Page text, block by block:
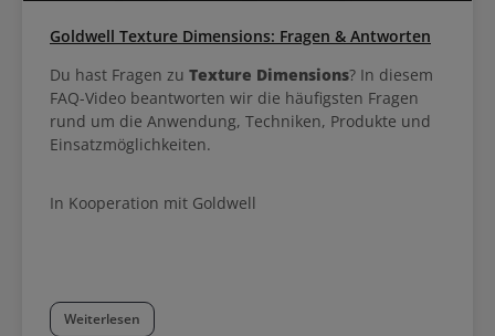
Goldwell Texture Dimensions: Fragen & Antworten
Du hast Fragen zu Texture Dimensions? In diesem
FAQ-Video beantworten wir die häufigsten Fragen
rund um die Anwendung, Techniken, Produkte und
Einsatzmöglichkeiten.
In Kooperation mit Goldwell
Weiterlesen